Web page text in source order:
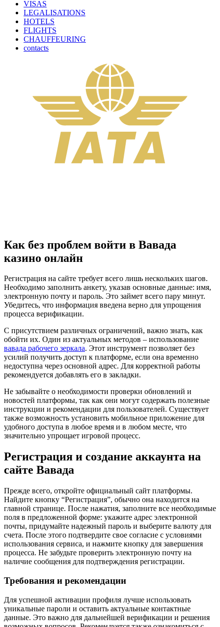
VISAS
LEGALISATIONS
HOTELS
FLIGHTS
CHAUFFEURING
contacts
Как без проблем войти в Вавада
казино онлайн
Регистрация на сайте требует всего лишь нескольких шагов.
Необходимо заполнить анкету, указав основные данные: имя,
электронную почту и пароль. Это займет всего пару минут.
Убедитесь, что информация введена верно для упрощения
процесса верификации.
С присутствием различных ограничений, важно знать, как
обойти их. Один из актуальных методов – использование
вавада рабочего зеркала. Этот инструмент позволяет без
усилий получить доступ к платформе, если она временно
недоступна через основной адрес. Для корректной работы
рекомендуется добавлять его в закладки.
Не забывайте о необходимости проверки обновлений и
новостей платформы, так как они могут содержать полезные
инструкции и рекомендации для пользователей. Существует
также возможность установить мобильное приложение для
удобного доступа в любое время и в любом месте, что
значительно упрощает игровой процесс.
Регистрация и создание аккаунта на
сайте Вавада
Прежде всего, откройте официальный сайт платформы.
Найдите кнопку “Регистрация”, обычно она находится на
главной странице. После нажатия, заполните все необходимые
поля в предложенной форме: укажите адрес электронной
почты, придумайте надежный пароль и выберите валюту для
счета. После этого подтвердите свое согласие с условиями
использования сервиса, и нажмите кнопку для завершения
процесса. Не забудьте проверить электронную почту на
наличие сообщения для подтверждения регистрации.
Требования и рекомендации
Для успешной активации профиля лучше использовать
уникальные пароли и оставить актуальные контактные
данные. Это важно для дальнейшей верификации и решения